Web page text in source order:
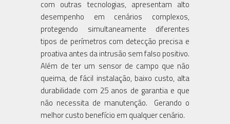
com outras tecnologias, apresentam alto
desempenho em cenários complexos,
protegendo simultaneamente diferentes
tipos de perímetros com detecção precisa e
proativa antes da intrusão sem falso positivo.
Além de ter um sensor de campo que não
queima, de fácil instalação, baixo custo, alta
durabilidade com 25 anos de garantia e que
não necessita de manutenção. Gerando o
melhor custo benefício em qualquer cenário.